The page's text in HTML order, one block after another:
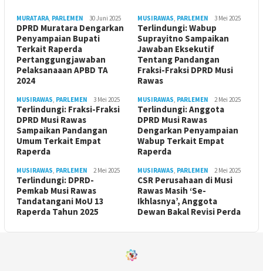
MURATARA, PARLEMEN 30 Juni 2025
DPRD Muratara Dengarkan
Penyampaian Bupati
Terkait Raperda
Pertanggungjawaban
Pelaksanaaan APBD TA
2024
MUSIRAWAS, PARLEMEN 3 Mei 2025
Terlindungi: Wabup
Suprayitno Sampaikan
Jawaban Eksekutif
Tentang Pandangan
Fraksi-Fraksi DPRD Musi
Rawas
MUSIRAWAS, PARLEMEN 3 Mei 2025
Terlindungi: Fraksi-Fraksi
DPRD Musi Rawas
Sampaikan Pandangan
Umum Terkait Empat
Raperda
MUSIRAWAS, PARLEMEN 2 Mei 2025
Terlindungi: Anggota
DPRD Musi Rawas
Dengarkan Penyampaian
Wabup Terkait Empat
Raperda
MUSIRAWAS, PARLEMEN 2 Mei 2025
Terlindungi: DPRD-
Pemkab Musi Rawas
Tandatangani MoU 13
Raperda Tahun 2025
MUSIRAWAS, PARLEMEN 2 Mei 2025
CSR Perusahaan di Musi
Rawas Masih ‘Se-
Ikhlasnya’, Anggota
Dewan Bakal Revisi Perda ‎